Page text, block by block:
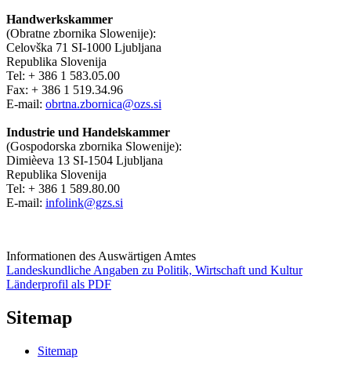
Handwerkskammer
(Obratne zbornika Slowenije):
Celovška 71 SI-1000 Ljubljana
Republika Slovenija
Tel: + 386 1 583.05.00
Fax: + 386 1 519.34.96
E-mail: obrtna.zbornica@ozs.si
Industrie und Handelskammer
(Gospodorska zbornika Slowenije):
Dimièeva 13 SI-1504 Ljubljana
Republika Slovenija
Tel: + 386 1 589.80.00
E-mail: infolink@gzs.si
Informationen des Auswärtigen Amtes
Landeskundliche Angaben zu Politik, Wirtschaft und Kultur
Länderprofil als PDF
Sitemap
Sitemap